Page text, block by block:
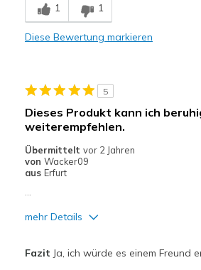
Durable
Not breathable
Width
Feels true to width
Sizing
Feels true to size
View On Shoes
1 1
Diese Bewertung markieren
5
Dieses Produkt kann ich
weiterempfehlen.
Übermittelt vor 2 Jahren
von Wacker09
aus Erfurt
...
mehr Details
Fazit Ja, ich würde es einem Freund